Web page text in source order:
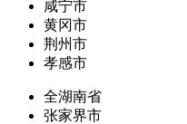
咸宁市
黄冈市
荆州市
孝感市
全湖南省
张家界市